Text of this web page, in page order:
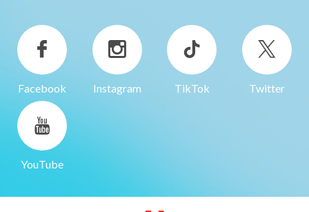
Facebook Instagram TikTok Twitter
YouTube